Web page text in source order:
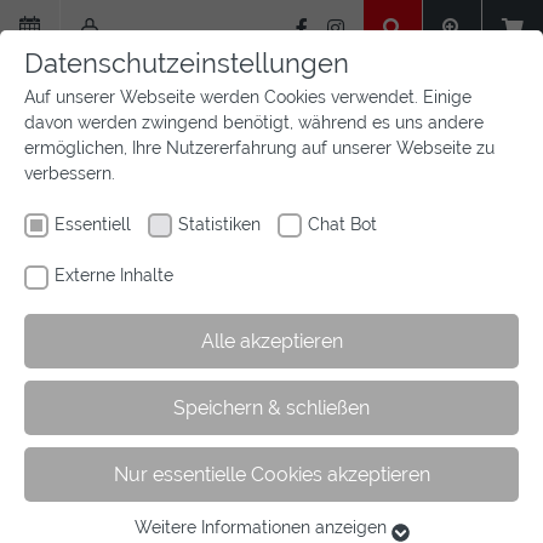
Zum
Hauptinhalt
springen
Sie
hier:
Startseite Wir sind Westfalen
Fortbildung zum
Datenschutzeinstellungen
Auf unserer Webseite werden Cookies verwendet. Einige
davon werden zwingend benötigt, während es uns andere
ermöglichen, Ihre Nutzererfahrung auf unserer Webseite zu
verbessern.
Essentiell Statistiken Chat Bot
Externe Inhalte
Alle akzeptieren
Speichern & schließen
Nur essentielle Cookies akzeptieren
Weitere Informationen anzeigen